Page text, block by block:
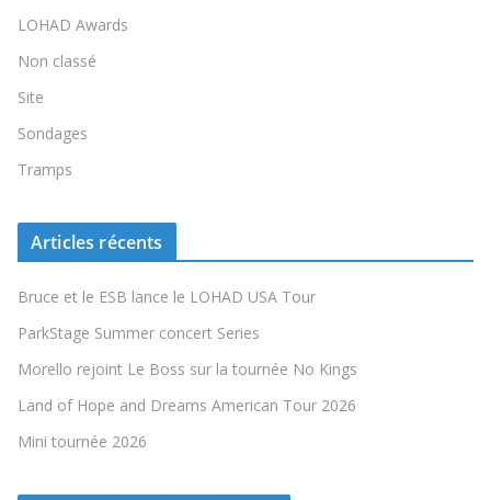
LOHAD Awards
Non classé
Site
Sondages
Tramps
Articles récents
Bruce et le ESB lance le LOHAD USA Tour
ParkStage Summer concert Series
Morello rejoint Le Boss sur la tournée No Kings
Land of Hope and Dreams American Tour 2026
Mini tournée 2026